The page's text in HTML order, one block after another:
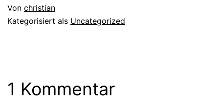
Von christian
Kategorisiert als Uncategorized
1 Kommentar